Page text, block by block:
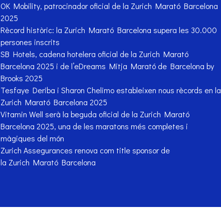
OK Mobility, patrocinador oficial de la Zurich Marató Barcelona
2025
Rècord històric: la Zurich Marató Barcelona supera les 30.000
persones inscrits
SB Hotels, cadena hotelera oficial de la Zurich Marató
Barcelona 2025 i de l’eDreams Mitja Marató de Barcelona by
Brooks 2025
Tesfaye Deriba i Sharon Chelimo estableixen nous rècords en la
Zurich Marató Barcelona 2025
Vitamin Well serà la beguda oficial de la Zurich Marató
Barcelona 2025, una de les maratons més completes i
màgiques del món
Zurich Assegurances renova com title sponsor de
la Zurich Marató Barcelona